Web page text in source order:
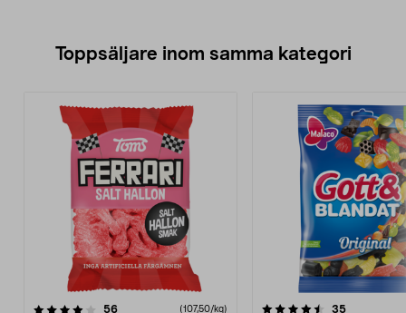
Toppsäljare inom samma kategori
56recensioner (107,50/kg)
4.5 av 5 stjärnor 35recensioner
4.0 av 5 stjärnor